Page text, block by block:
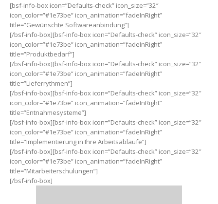
[bsf-info-box icon=”Defaults-check” icon_size=”32″
icon_color=”#1e73be” icon_animation=”fadeInRight”
title=”Gewünschte Softwareanbindung”]
[/bsf-info-box][bsf-info-box icon=”Defaults-check” icon_size=”32″
icon_color=”#1e73be” icon_animation=”fadeInRight”
title=”Produktbedarf”]
[/bsf-info-box][bsf-info-box icon=”Defaults-check” icon_size=”32″
icon_color=”#1e73be” icon_animation=”fadeInRight”
title=”Lieferrythmen”]
[/bsf-info-box][bsf-info-box icon=”Defaults-check” icon_size=”32″
icon_color=”#1e73be” icon_animation=”fadeInRight”
title=”Entnahmesysteme”]
[/bsf-info-box][bsf-info-box icon=”Defaults-check” icon_size=”32″
icon_color=”#1e73be” icon_animation=”fadeInRight”
title=”Implementierung in Ihre Arbeitsabläufe”]
[/bsf-info-box][bsf-info-box icon=”Defaults-check” icon_size=”32″
icon_color=”#1e73be” icon_animation=”fadeInRight”
title=”Mitarbeiterschulungen”]
[/bsf-info-box]